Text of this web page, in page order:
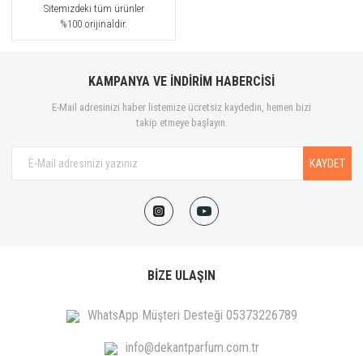
Sitemizdeki tüm ürünler
%100 orijinaldir.
KAMPANYA VE İNDİRİM HABERCİSİ
E-Mail adresinizi haber listemize ücretsiz kaydedin, hemen bizi
takip etmeye başlayın.
KAYDET
BİZE ULAŞIN
WhatsApp Müşteri Desteği 05373226789
info@dekantparfum.com.tr